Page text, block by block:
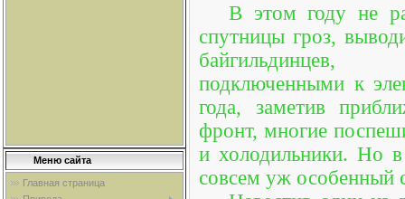
Меню сайта
Главная страница
В этом году не
спутницы гроз,
байгильдинцев,
подключенными к
года, заметив
фронт, многие
и холодильники. Но в
совсем уж